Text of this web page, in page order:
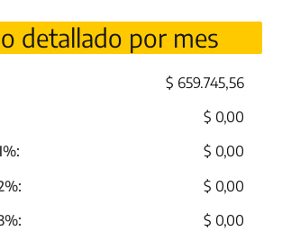
detallado por mes
$ 659.745,56
$ 0,00
$ 0,00
$ 0,00
$ 0,00